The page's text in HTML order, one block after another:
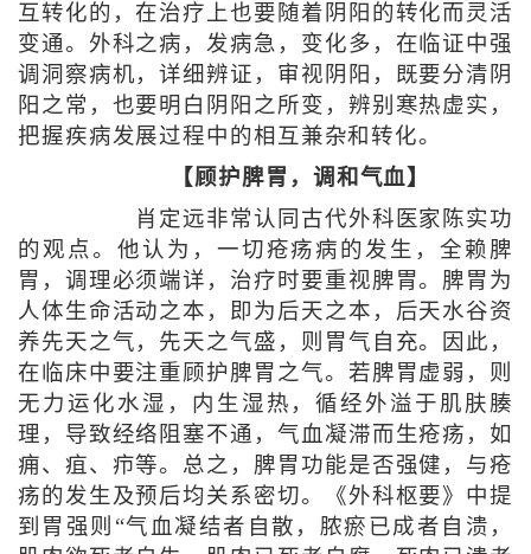
互转化的，在治疗上也要随着阴阳的转化而灵活
变通。外科之病，发病急，变化多，在临证中强
调洞察病机，详细辨证，审视阴阳，既要分清阴
阳之常，也要明白阴阳之所变，辨别寒热虚实，
把握疾病发展过程中的相互兼杂和转化。
【顾护脾胃，调和气血】
肖定远非常认同古代外科医家陈实功
的观点。他认为，一切疮疡病的发生，全赖脾
胃，调理必须端详，治疗时要重视脾胃。脾胃为
人体生命活动之本，即为后天之本，后天水谷资
养先天之气，先天之气盛，则胃气自充。因此，
在临床中要注重顾护脾胃之气。若脾胃虚弱，则
无力运化水湿，内生湿热，循经外溢于肌肤腠
理，导致经络阻塞不通，气血凝滞而生疮疡，如
痈、疽、疖等。总之，脾胃功能是否强健，与疮
疡的发生及预后均关系密切。《外科枢要》中提
到胃强则“气血凝结者自散，脓瘀已成者自溃，